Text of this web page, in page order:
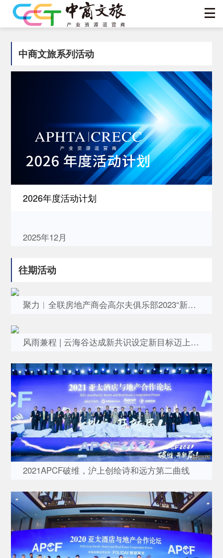
中商文旅系列活动
2026年度活动计划
2025年12月
往期活动
聚力︱全联房地产商会高尔夫俱乐部2023“新春杯”邀请赛谢幕
风雨兼程 | 云海谷达成新共识设定新目标迈上新台阶
2021APCF破维，沪上创绘诗和远方第二曲线